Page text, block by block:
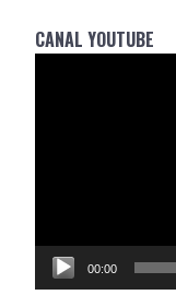
CANAL YOUTUBE
00:00